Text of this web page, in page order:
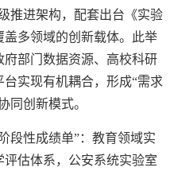
推进架构，配套出台《实验
盖多领域的创新载体。此举
部门数据资源、高校科研
实现有机耦合，形成“需求
同创新模式。
段性成绩单”：教育领域实
估体系，公安系统实验室